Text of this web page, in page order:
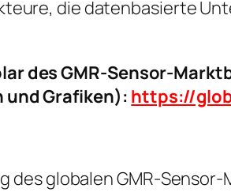
die datenbasierte
des GMR-Sensor-
und Grafiken): https://
globalen GMR-Sensor-